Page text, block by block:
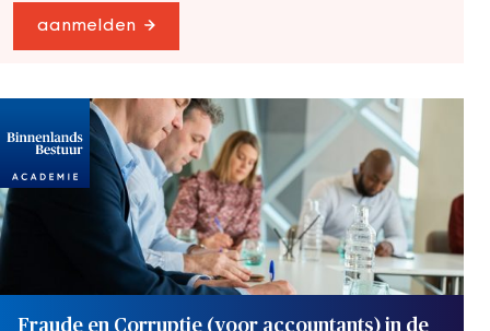
aanmelden
Fraude en Corruptie (voor accountants) in de